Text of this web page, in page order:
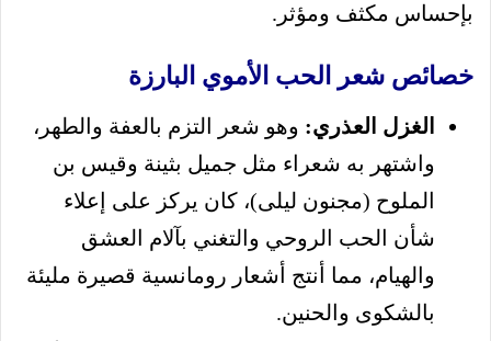
بإحساس مكثف ومؤثر.
خصائص شعر الحب الأموي البارزة
الغزل العذري: وهو شعر التزم بالعفة والطهر،
واشتهر به شعراء مثل جميل بثينة وقيس بن
الملوح (مجنون ليلى)، كان يركز على إعلاء
شأن الحب الروحي والتغني بآلام العشق
والهيام، مما أنتج أشعار رومانسية قصيرة مليئة
بالشكوى والحنين.